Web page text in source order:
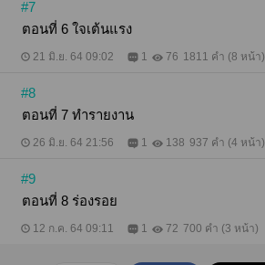
#7
ตอนที่ 6 ใจเต้นแรง
21 มิ.ย. 64 09:02 1 76 1811 คำ (8 หน้า)
#8
ตอนที่ 7 ทำรายงาน
26 มิ.ย. 64 21:56 1 138 937 คำ (4 หน้า)
#9
ตอนที่ 8 ร่องรอย
12 ก.ค. 64 09:11 1 72 700 คำ (3 หน้า)